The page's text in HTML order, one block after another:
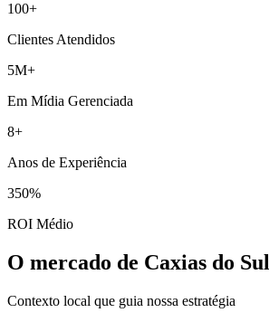
100+
Clientes Atendidos
5M+
Em Mídia Gerenciada
8+
Anos de Experiência
350%
ROI Médio
O mercado de Caxias do Sul
Contexto local que guia nossa estratégia